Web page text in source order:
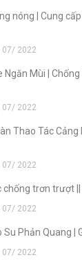
nóng | Cung
07/ 2022
Ngăn Mùi |
07/ 2022
Thao Tác Cảng
07/ 2022
trơn trượt
07/ 2022
Su Phản Quang |
07/ 2022